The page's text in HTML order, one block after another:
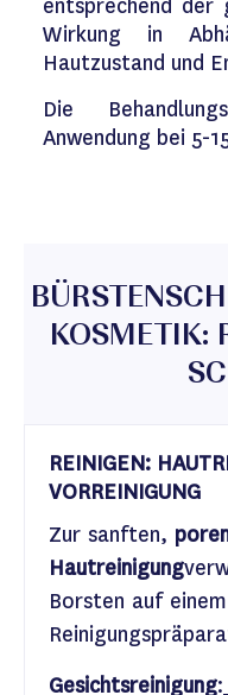
entsprechend der
Wirkung in
Hautzustand und
Die
Anwendung bei 5-
KOSMETIK:
REINIGEN:
VORREINIGUNG
Zur sanften,
Hautreinigung
Borsten auf
Gesichtsreinigung: